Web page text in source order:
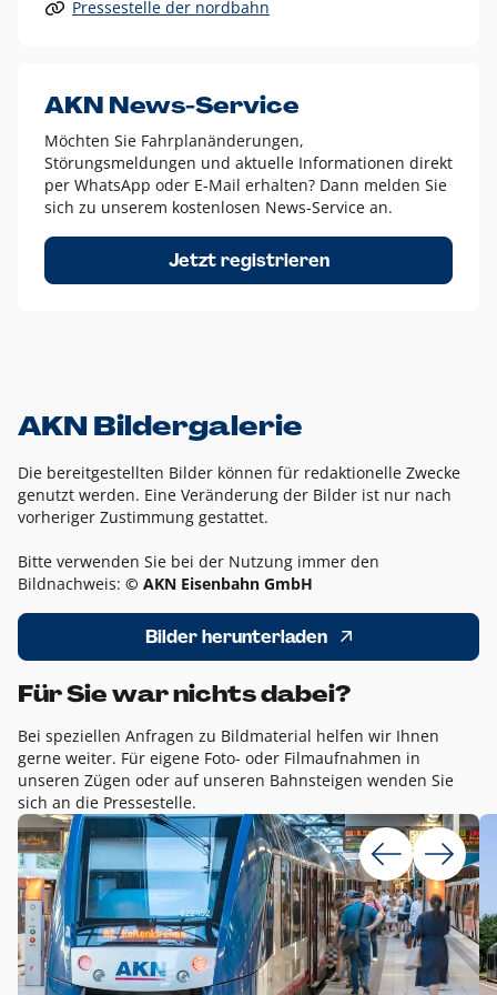
Alle anderen Logo-Varianten dürfen nur in Ausnahmefällen
Diese Ausnahmen sind zum Beispiel:
dem AKN Blau,
weißes Logo auf Fotohintergründen,
schwarzes Logo für reine Schwarz-Weiß-Umsetzungen
Um das Logo herum muss ein Schutzraum von jeweils einer
Höhe bzw. Breite des N aus AKN in alle Richtungen
Pressestelle der nordbahn
AKN News-Service
Möchten Sie Fahrplanänderungen,
Störungsmeldungen und aktuelle Informationen direkt
per WhatsApp oder E-Mail erhalten? Dann melden Sie
sich zu unserem kostenlosen News-Service an.
Jetzt registrieren
AKN Bildergalerie
Die bereitgestellten Bilder können für redaktionelle Zwecke
genutzt werden. Eine Veränderung der Bilder ist nur nach
vorheriger Zustimmung gestattet.
Bitte verwenden Sie bei der Nutzung immer den
Bildnachweis: © AKN Eisenbahn GmbH
Bilder herunterladen
Für Sie war nichts dabei?
Bei speziellen Anfragen zu Bildmaterial helfen wir Ihnen
gerne weiter. Für eigene Foto- oder Filmaufnahmen in
unseren Zügen oder auf unseren Bahnsteigen wenden Sie
sich an die Pressestelle.